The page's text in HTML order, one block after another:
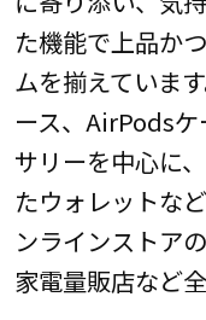
た機能で上品か
ムを揃えていま
ース、AirPods
サリーを中心に
たウォレットな
ンラインストア
家電量販店など